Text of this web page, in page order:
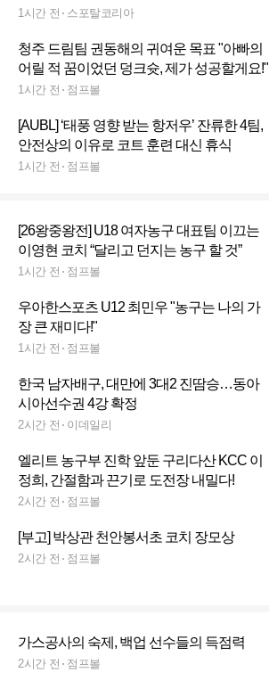
안게임에서 첫 메달 딸 것" 다짐
1시간 전 스포탈코리아
청주 드림팀 권동해의 귀여운 목표 "아빠의
어릴 적 꿈이었던 덩크슛, 제가 성공할게요!"
1시간 전 점프볼
[AUBL] ‘태풍 영향 받는 항저우’ 잔류한 4팀,
안전상의 이유로 코트 훈련 대신 휴식
1시간 전 점프볼
[26왕중왕전] U18 여자농구 대표팀 이끄는
이영현 코치 “달리고 던지는 농구 할 것”
1시간 전 점프볼
우아한스포츠 U12 최민우 "농구는 나의 가
장 큰 재미다!"
1시간 전 점프볼
한국 남자배구, 대만에 3대2 진땀승…동아
시아선수권 4강 확정
2시간 전 이데일리
엘리트 농구부 진학 앞둔 구리다산 KCC 이
정희, 간절함과 끈기로 도전장 내밀다!
2시간 전 점프볼
[부고] 박상관 천안봉서초 코치 장모상
2시간 전 점프볼
가스공사의 숙제, 백업 선수들의 득점력
2시간 전 점프볼